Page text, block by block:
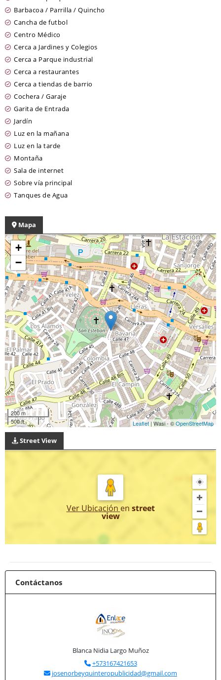
Barbacoa / Parrilla / Quincho
Cancha de futbol
Centro Médico
Cerca a Jardines y Colegios
Cerca a Parque industrial
Cerca a restaurantes
Cerca a tiendas de barrio
Cochera / Garaje
Garita de Entrada
Jardín
Luz en la mañana
Luz en la tarde
Montaña
Sala de internet
Sobre vía principal
Tanques de Agua
Mapa
+
−
200 m
500 ft
Leaflet | Wasi - ©OpenStreetMap
Street View
Ver Ubicación en street
view
Contáctanos
Blanca Nidia Largo Muñoz
+573167421653
josenorbeyquinteropublicidad@gmail.com